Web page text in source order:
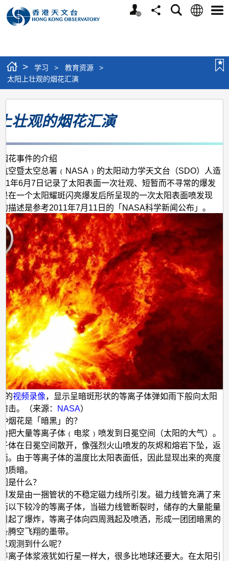
个
分
搜
语
选
> 学习 > 教育资源
>
太阳上壮观的烟花汇演
太
阳
壮
观
的
烟
花
汇
演
壮观的烟花汇演
花事件的介绍
空暨太空总署﹙NASA﹚的太阳动力学天文台（SDO）人造
年6月7日记录了太阳表面一次壮观、短暂而不寻常的爆发
在一个太阳耀斑闪亮爆发后所呈现的一次太阳表面喷发现
描述是参考2011年7月11日的「NASA科学新闻公布」。
的视频录像，显示呈暗斑形状的等离子体弹如雨下般向太阳
击。（来源：
NASA）
烟花是「暗黑」的？
把大量等离子体﹙电浆﹚喷发到日冕空间（太阳的大气）。
体在日冕空间散开，像强烈火山喷发的灰烬和熔岩下坠，返
。由于等离子体的温度比太阳表面低，因此显现出来的亮度
质暗。
是什么？
发是由一捆管状的不稳定磁力线所引发。磁力线管充满了来
以下较冷的等离子体，当磁力线管断裂时，储存的大量能量
起了爆炸，等离子体向四周溅起及喷洒，形成一团团暗黑的
腾空飞翔的墨带。
观测到什么呢？
离子体浆液犹如行星一样大，很多比地球还要大。在太阳引